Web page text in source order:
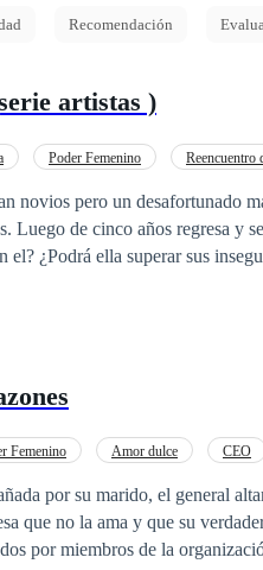
Recomendación
artistas )
Poder Femenino Reencuentro
novios pero un desafortunado
Luego de cinco años regresa y
el? ¿Podrá ella superar sus
Femenino Amor dulce CEO
por su marido, el general
que no la ama y que su
miembros de la organización criminal "La